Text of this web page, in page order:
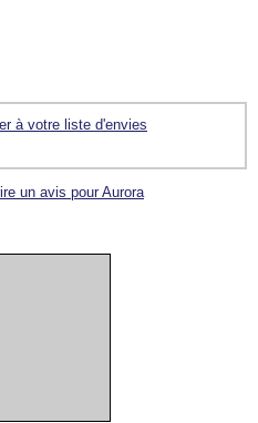
à votre liste d'envies
un avis pour Aurora